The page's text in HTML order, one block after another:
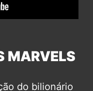
MARVELS
do bilionário